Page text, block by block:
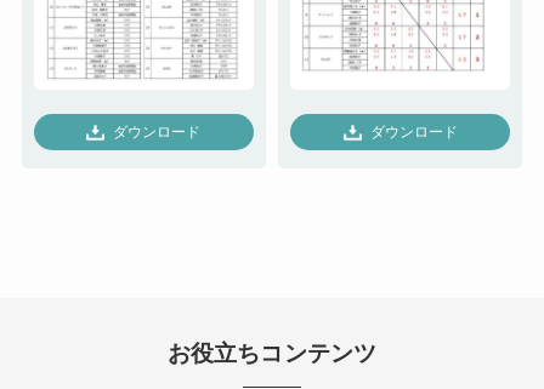
ダウンロード ダウンロード
お役立ちコンテンツ